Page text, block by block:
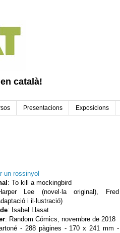
català!
Presentacions Exposicions
un rossinyol
: To kill a mockingbird
Lee (novel·la original), Fred
i il·lustració)
: Isabel Llasat
: Random Cómics, novembre de 2018
- 288 pàgines - 170 x 241 mm -